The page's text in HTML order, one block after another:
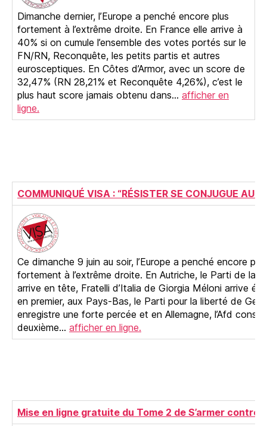
Dimanche dernier, l’Europe a penché encore plus
fortement à l’extrême droite. En France elle arrive à
40% si on cumule l’ensemble des votes portés sur le
FN/RN, Reconquête, les petits partis et autres
eurosceptiques. En Côtes d’Armor, avec un score de
32,47% (RN 28,21% et Reconquête 4,26%), c’est le
plus haut score jamais obtenu dans… afficher en
ligne.
COMMUNIQUÉ VISA : “RÉSISTER SE CONJUGUE AU
Ce dimanche 9 juin au soir, l’Europe a penché encore plus
fortement à l’extrême droite. En Autriche, le Parti de la
arrive en tête, Fratelli d’Italia de Giorgia Méloni arrive
en premier, aux Pays-Bas, le Parti pour la liberté de
enregistre une forte percée et en Allemagne, l’Afd
deuxième… afficher en ligne.
Mise en ligne gratuite du Tome 2 de S’armer contre